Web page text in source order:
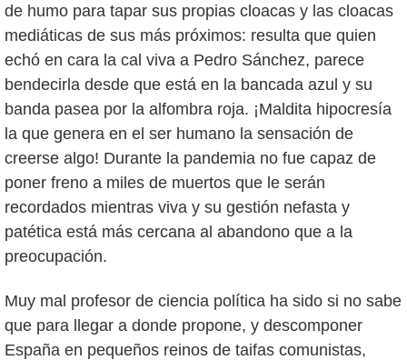
de humo para tapar sus propias cloacas y las cloacas
mediáticas de sus más próximos: resulta que quien
echó en cara la cal viva a Pedro Sánchez, parece
bendecirla desde que está en la bancada azul y su
banda pasea por la alfombra roja. ¡Maldita hipocresía
la que genera en el ser humano la sensación de
creerse algo! Durante la pandemia no fue capaz de
poner freno a miles de muertos que le serán
recordados mientras viva y su gestión nefasta y
patética está más cercana al abandono que a la
preocupación.
Muy mal profesor de ciencia política ha sido si no sabe
que para llegar a donde propone, y descomponer
España en pequeños reinos de taifas comunistas,